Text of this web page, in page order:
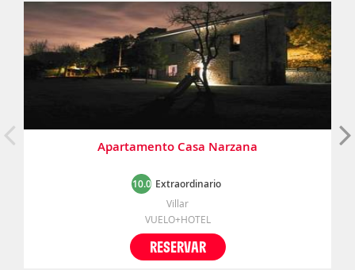
Apartamento Casa Narzana
10.0 Extraordinario
Villar
VUELO+HOTEL
RESERVAR